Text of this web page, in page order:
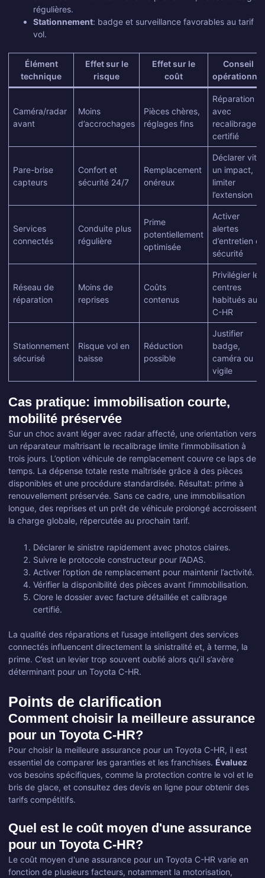
régulières.
Stationnement: badge et surveillance favorables au tarif
vol.
Élément
technique
Effet sur le
risque
Effet sur le
coût
Conseil
opérationnel
Caméra/radar
avant
Moins
d’accrochages
Pièces chères,
réglages fins
Réparation
avec
recalibrage
certifié
Pare-brise
capteurs
Confort et
sécurité 24/7
Remplacement
onéreux
Déclarer vite
un impact,
limiter
l’extension
Services
connectés
Conduite plus
régulière
Prime
potentiellement
optimisée
Activer
alertes
d’entretien et
sécurité
Réseau de
réparation
Moins de
reprises
Coûts
contenus
Privilégier les
centres
habitués au
C-HR
Stationnement
sécurisé
Risque vol en
baisse
Réduction
possible
Justifier
badge,
caméra ou
vigile
Cas pratique: immobilisation courte,
mobilité préservée
Sur un choc avant léger avec radar affecté, une orientation vers
un réparateur maîtrisant le recalibrage limite l’immobilisation à
trois jours. L’option véhicule de remplacement couvre ce laps de
temps. La dépense totale reste maîtrisée grâce à des pièces
disponibles et une procédure standardisée. Résultat: prime à
renouvellement préservée. Sans ce cadre, une immobilisation
longue, des reprises et un prêt de véhicule prolongé accroissent
la charge globale, répercutée au prochain tarif.
Déclarer le sinistre rapidement avec photos claires.
Suivre le protocole constructeur pour l’ADAS.
Activer l’option de remplacement pour maintenir l’activité.
Vérifier la disponibilité des pièces avant l’immobilisation.
Clore le dossier avec facture détaillée et calibrage
certifié.
La qualité des réparations et l’usage intelligent des services
connectés influencent directement la sinistralité et, à terme, la
prime. C’est un levier trop souvent oublié alors qu’il s’avère
déterminant pour un Toyota C-HR.
Points de clarification
Comment choisir la meilleure assurance
pour un Toyota C-HR?
Pour choisir la meilleure assurance pour un Toyota C-HR, il est
essentiel de comparer les garanties et les franchises. Évaluez
vos besoins spécifiques, comme la protection contre le vol et le
bris de glace, et consultez des devis en ligne pour obtenir des
tarifs compétitifs.
Quel est le coût moyen d'une assurance
pour un Toyota C-HR?
Le coût moyen d'une assurance pour un Toyota C-HR varie en
fonction de plusieurs facteurs, notamment la motorisation,